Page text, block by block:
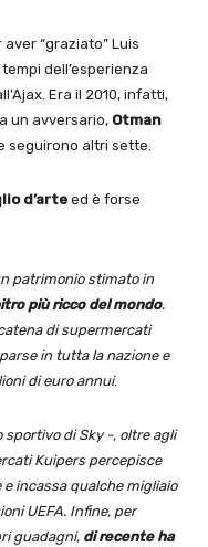
“graziato” Luis
dell’esperienza
Era il 2010, infatti,
un avversario, Otman
seguirono altri sette.
d’arte ed è forse
patrimonio stimato in
più ricco del mondo.
di supermercati
in tutta la nazione e
di euro annui.
di Sky -, oltre agli
Kuipers percepisce
incassa qualche migliaio
UEFA. Infine, per
guadagni, di recente ha